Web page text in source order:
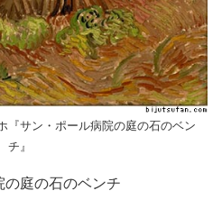
『サン・ポール病院の庭の石のベン
チ』
庭の石のベンチ